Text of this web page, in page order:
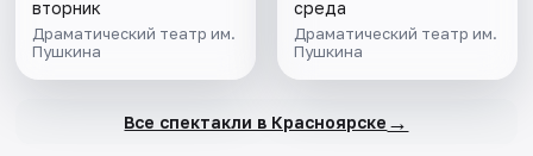
вторник
Драматический театр им.
Пушкина
среда
Драматический театр им.
Пушкина
Все спектакли в Красноярске →